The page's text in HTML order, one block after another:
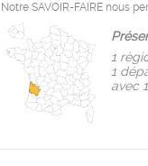
Notre SAVOIR-FAIRE nous
1
1
avec